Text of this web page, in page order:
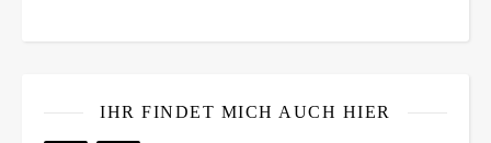
IHR FINDET MICH AUCH HIER